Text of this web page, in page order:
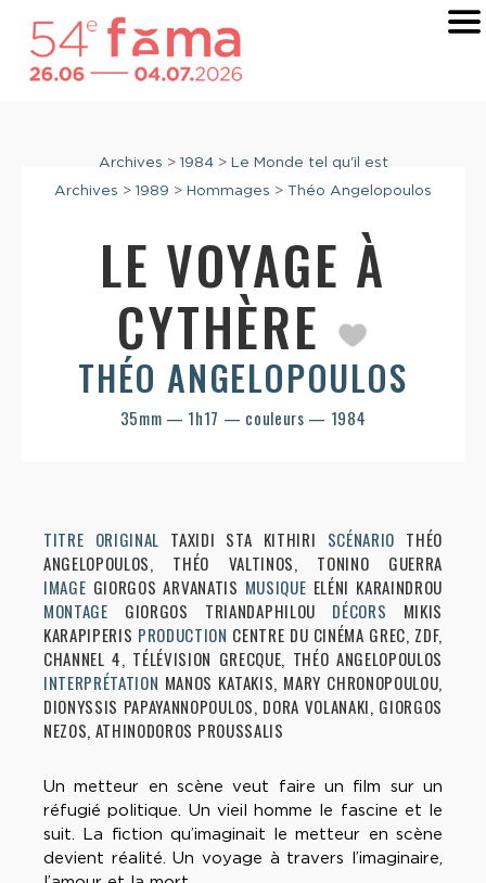
Archives > 1984> Le Monde tel qu'il est
Archives > 1989 > Hommages > Théo Angelopoulos
LE VOYAGE À
CYTHÈRE
THÉO ANGELOPOULOS
35mm — 1h17 — couleurs — 1984
TITRE ORIGINAL TAXIDI STA KITHIRI SCÉNARIO THÉO
ANGELOPOULOS, THÉO VALTINOS, TONINO GUERRA
IMAGE GIORGOS ARVANATIS MUSIQUE ELÉNI KARAINDROU
MONTAGE GIORGOS TRIANDAPHILOU DÉCORS MIKIS
KARAPIPERIS PRODUCTION CENTRE DU CINÉMA GREC, ZDF,
CHANNEL 4, TÉLÉVISION GRECQUE, THÉO ANGELOPOULOS
INTERPRÉTATION MANOS KATAKIS, MARY CHRONOPOULOU,
DIONYSSIS PAPAYANNOPOULOS, DORA VOLANAKI, GIORGOS
NEZOS, ATHINODOROS PROUSSALIS
Un metteur en scène veut faire un film sur un
réfugié politique. Un vieil homme le fascine et le
suit. La fiction qu’imaginait le metteur en scène
devient réalité. Un voyage à travers l’imaginaire,